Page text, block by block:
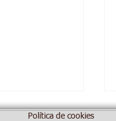
Política de cookies